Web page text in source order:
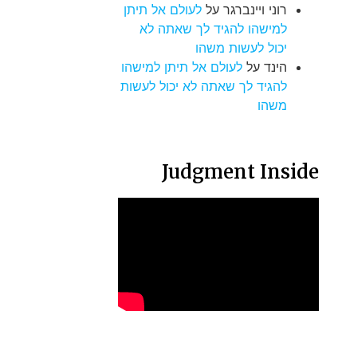
רוני ויינברגר עללעולם אל תיתן
למישהו להגיד לך שאתה לא
יכול לעשות משהו
הינד עללעולם אל תיתן למישהו
להגיד לך שאתה לא יכול לעשות
משהו
Judgment Inside